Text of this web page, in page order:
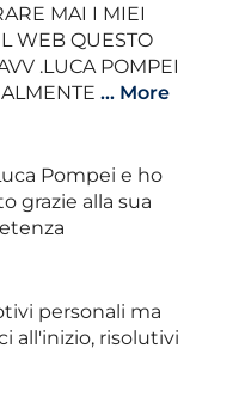
MAI I MIEI
WEB QUESTO
.LUCA POMPEI
… More
Pompei e ho
grazie alla sua
personali ma
all'inizio, risolutivi